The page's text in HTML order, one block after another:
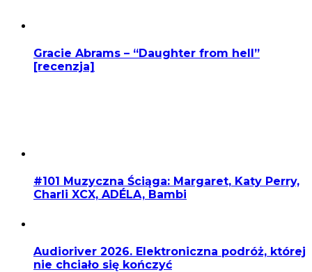
Gracie Abrams – “Daughter from hell”
[recenzja]
#101 Muzyczna Ściąga: Margaret, Katy Perry,
Charli XCX, ADÉLA, Bambi
Audioriver 2026. Elektroniczna podróż, której
nie chciało się kończyć